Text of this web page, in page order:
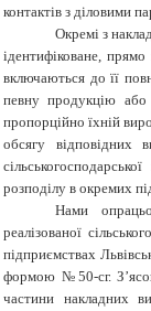
контактів з діловими
Окремі з
ідентифіковане,
включаються до її
певну продукцію або
пропорційно їхній
обсягу відповідних
розподілу в окремих
Нами
реалізованої
підприємствах
формою №50-сг.
частини накладних